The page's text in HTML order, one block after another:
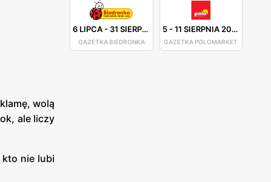
6 LIPCA- 31 SIERPNIA 2026
GAZETKA BIEDRONKA
5-11 SIERPNIA 2026
GAZETKA POLOMARKET
wolą
ale liczy
nie lubi